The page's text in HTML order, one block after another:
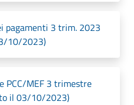
pagamenti 3 trim. 2023
10/2023)
PCC/MEF 3 trimestre
il 03/10/2023)